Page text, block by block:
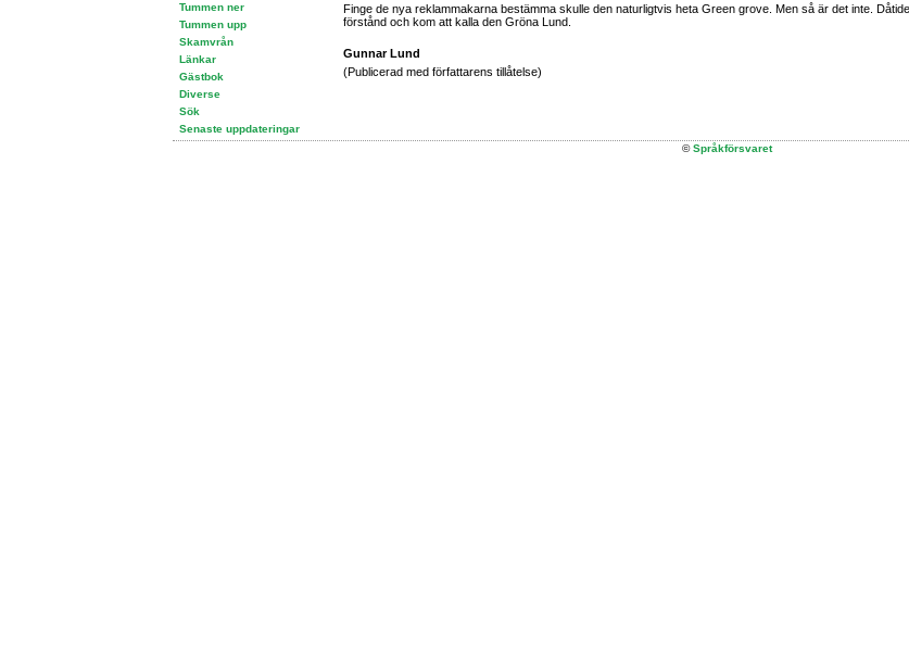
Tummen ner
Tummen upp
Skamvrån
Länkar
Gästbok
Diverse
Sök
Senaste uppdateringar
Finge de nya reklammakarna bestämma skulle den naturligtvis heta Green grove. Men så är det inte.
förstånd och kom att kalla den Gröna Lund.
Gunnar Lund
(Publicerad med författarens tillåtelse)
©Språkförsvaret